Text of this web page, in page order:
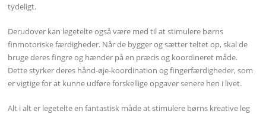
tydeligt.
Derudover kan legetelte også være med til at stimulere børns
finmotoriske færdigheder. Når de bygger og sætter teltet op, skal de
bruge deres fingre og hænder på en præcis og koordineret måde.
Dette styrker deres hånd-øje-koordination og fingerfærdigheder, som
er vigtige for at kunne udføre forskellige opgaver senere hen i livet.
Alt i alt er legetelte en fantastisk måde at stimulere børns kreative leg